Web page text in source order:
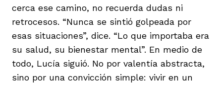
cerca ese camino, no recuerda dudas ni
retrocesos. “Nunca se sintió golpeada por
esas situaciones”, dice. “Lo que importaba era
su salud, su bienestar mental”. En medio de
todo, Lucía siguió. No por valentía abstracta,
sino por una convicción simple: vivir en un